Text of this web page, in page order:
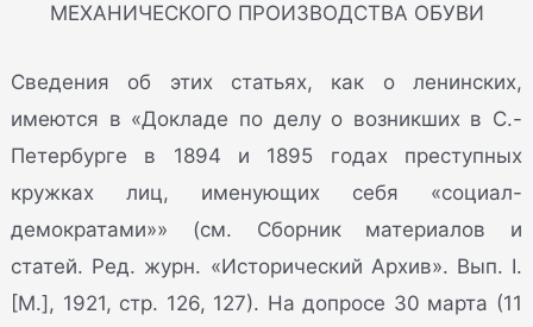
МЕХАНИЧЕСКОГО ПРОИЗВОДСТВА ОБУВИ
Сведения об этих статьях, как о ленинских,
имеются в «Докладе по делу о возникших в С.-
Петербурге в 1894 и 1895 годах преступных
кружках лиц, именующих себя «социал-
демократами»» (см. Сборник материалов и
статей. Ред. журн. «Исторический Архив». Вып. I.
[M.], 1921, стр. 126, 127). На допросе 30 марта (11